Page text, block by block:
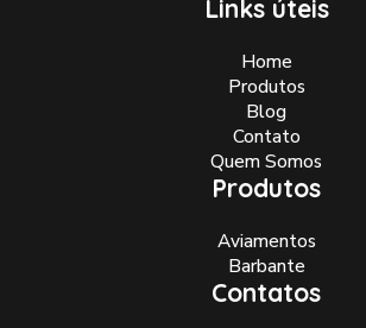
Links úteis
Home
Produtos
Blog
Contato
Quem Somos
Produtos
Aviamentos
Barbante
Contatos